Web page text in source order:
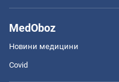
MedOboz
Новини медицини
Covid